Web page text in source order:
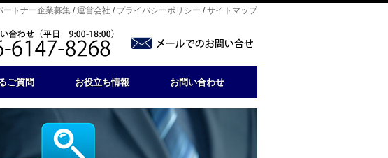
ートナー企業募集 /運営会社 / プライバシーポリシー /サイトマップ
ご質問 お役立ち情報 お問い合わせ